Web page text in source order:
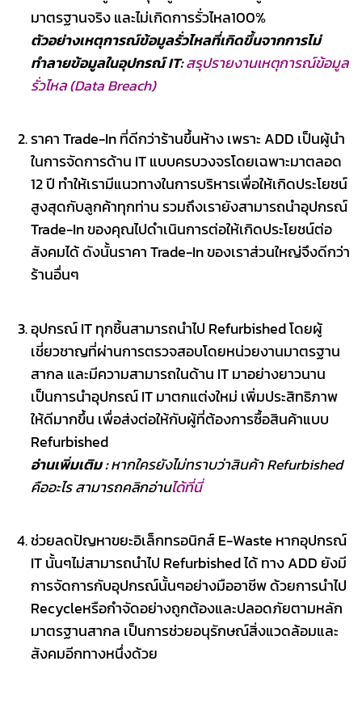
มาตรฐานจริง และไม่เกิดการรั่วไหล100%
ตัวอย่างเหตุการณ์ข้อมูลรั่วไหลที่เกิดขึ้นจากการไม่
ทำลายข้อมูลในอุปกรณ์ IT:สรุปรายงานเหตุการณ์ข้อมูล
รั่วไหล (Data Breach)
ราคา Trade-In ที่ดีกว่าร้านขึ้นห้าง เพราะ ADD เป็นผู้นำ
ในการจัดการด้าน IT แบบครบวงจรโดยเฉพาะมาตลอด
12 ปี ทำให้เรามีแนวทางในการบริหารเพื่อให้เกิดประโยชน์
สูงสุดกับลูกค้าทุกท่าน รวมถึงเรายังสามารถนำอุปกรณ์
Trade-In ของคุณไปดำเนินการต่อให้เกิดประโยชน์ต่อ
สังคมได้ ดังนั้นราคา Trade-In ของเราส่วนใหญ่จึงดีกว่า
ร้านอื่นๆ
อุปกรณ์ IT ทุกชิ้นสามารถนำไป Refurbished โดยผู้
เชี่ยวชาญที่ผ่านการตรวจสอบโดยหน่วยงานมาตรฐาน
สากล และมีความสามารถในด้าน IT มาอย่างยาวนาน
เป็นการนำอุปกรณ์ IT มาตกแต่งใหม่ เพิ่มประสิทธิภาพ
ให้ดีมากขึ้น เพื่อส่งต่อให้กับผู้ที่ต้องการซื้อสินค้าแบบ
Refurbished
อ่านเพิ่มเติม :หากใครยังไม่ทราบว่าสินค้า Refurbished
คืออะไร สามารถคลิกอ่านได้ที่นี่
ช่วยลดปัญหาขยะอิเล็กทรอนิกส์ E-Waste หากอุปกรณ์
IT นั้นๆไม่สามารถนำไป Refurbished ได้ ทาง ADD ยังมี
การจัดการกับอุปกรณ์นั้นๆอย่างมืออาชีพ ด้วยการนำไป
Recycleหรือกำจัดอย่างถูกต้องและปลอดภัยตามหลัก
มาตรฐานสากล เป็นการช่วยอนุรักษณ์สิ่งแวดล้อมและ
สังคมอีกทางหนึ่งด้วย